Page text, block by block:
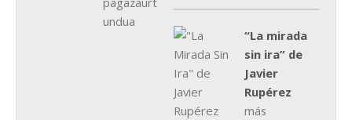
“La mirada
sin ira” de
Javier
Rupérez
más